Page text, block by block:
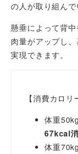
の人が取り組んで
懸垂によって背
肉量がアップし
実現できます。
【消費カロリ
体重
67kcal
体重